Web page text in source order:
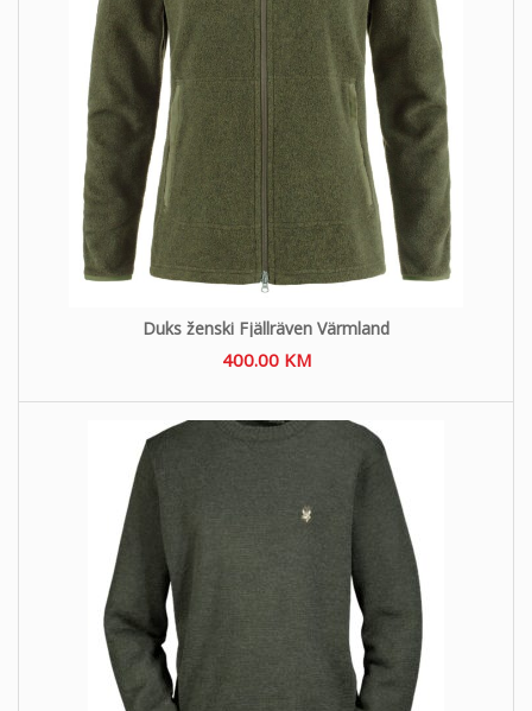
Duks ženski Fjällräven Värmland
400.00 KM